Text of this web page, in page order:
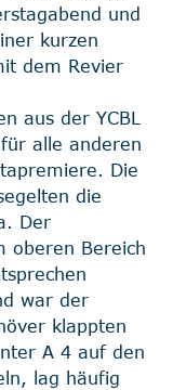
und
kurzen
dem Revier
aus der YCBL
alle anderen
Die
die
Der
oberen Bereich
war der
klappten
A 4 auf den
lag häufig